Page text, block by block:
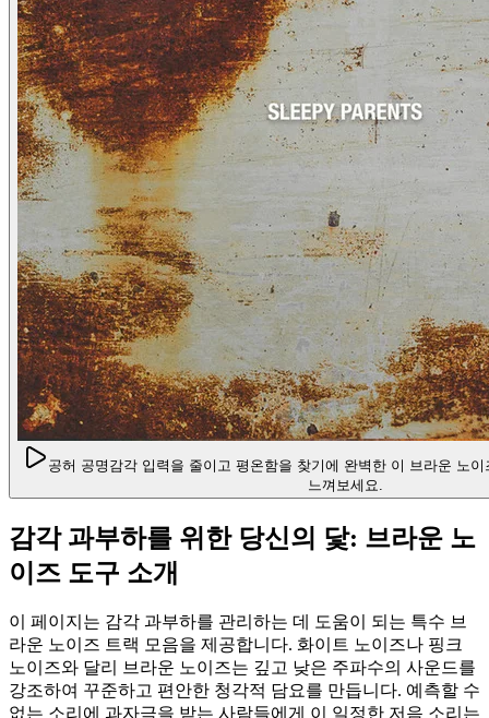
공허 공명 감각 입력을 줄이고 평온함을 찾기에 완벽한 이 브라운 노
느껴보세요.
감각 과부하를 위한 당신의 닻: 브라운 노
이즈 도구 소개
이 페이지는 감각 과부하를 관리하는 데 도움이 되는 특수 브
라운 노이즈 트랙 모음을 제공합니다. 화이트 노이즈나 핑크
노이즈와 달리 브라운 노이즈는 깊고 낮은 주파수의 사운드를
강조하여 꾸준하고 편안한 청각적 담요를 만듭니다. 예측할 수
없는 소리에 과자극을 받는 사람들에게 이 일정한 저음 소리는